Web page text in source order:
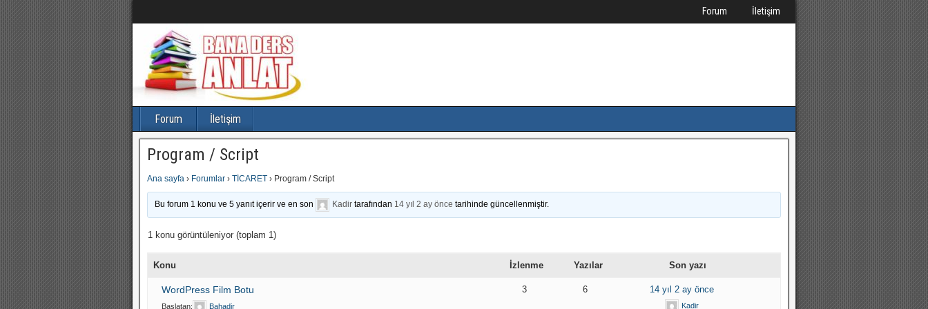
Forum İletişim
Forum İletişim
Program / Script
Ana sayfa › Forumlar › TİCARET › Program / Script
Bu forum 1 konu ve 5 yanıt içerir ve en son Kadirtarafından 14 yıl 2 ay önce tarihinde güncellenmiştir.
1 konu görüntüleniyor (toplam 1)
Konu İzlenme Yazılar Son yazı
WordPress Film Botu
Başlatan: Bahadir
3 6 14 yıl 2 ay önce
Kadir